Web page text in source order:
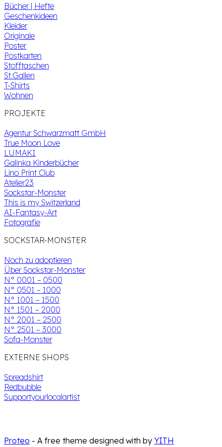
Bücher | Hefte
Geschenkideen
Kleider
Originale
Poster
Postkarten
Stofftaschen
St.Gallen
T-Shirts
Wohnen
PROJEKTE
Agentur Schwarzmatt GmbH
True Moon Love
LUMAKI
Galinka Kinderbücher
Lino Print Club
Atelier23
Sockstar-Monster
This is my Switzerland
AI-Fantasy-Art
Fotografie
SOCKSTAR-MONSTER
Noch zu adoptieren
Über Sockstar-Monster
N° 0001 – 0500
N° 0501 – 1000
N° 1001 – 1500
N° 1501 – 2000
N° 2001 – 2500
N° 2501 – 3000
Sofa-Monster
EXTERNE SHOPS
Spreadshirt
Redbubble
Supportyourlocalartist
Proteo - A free theme designed with by YITH